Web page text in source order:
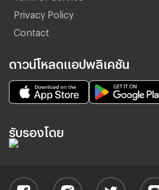
Privacy Policy
Contact
ดาวน์โหลดแอปพลิเคชัน
รับรองโดย